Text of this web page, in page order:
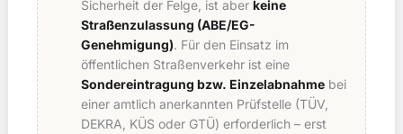
Sicherheit der Felge, ist aber keine
Straßenzulassung (ABE/EG-
Genehmigung). Für den Einsatz im
öffentlichen Straßenverkehr ist eine
Sondereintragung bzw. Einzelabnahme bei
einer amtlich anerkannten Prüfstelle (TÜV,
DEKRA, KÜS oder GTÜ) erforderlich – erst